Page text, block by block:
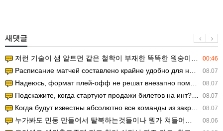
새댓글
00:46
저런 기술이 샘 알트먼 같은 철학이 부재한 똑똑한 원숭이에게 있다는게 문제.
08.07
Расписание матчей составлено крайне удобно для нашего часово…
08.07
Надеюсь, формат плей-офф не решат внезапно поменять. https:/…
08.07
Подскажите, когда стартуют продажи билетов на инт? https://g…
08.07
Когда будут известны абсолютно все команды из закрытых квали…
08.06
누가봐도 민둥 만들어서 탈북하는것들이나 뭔가 쳐들어오는 낌새를 미리 알아차리기 위함이지 저걸 전쟁준비라고 하…